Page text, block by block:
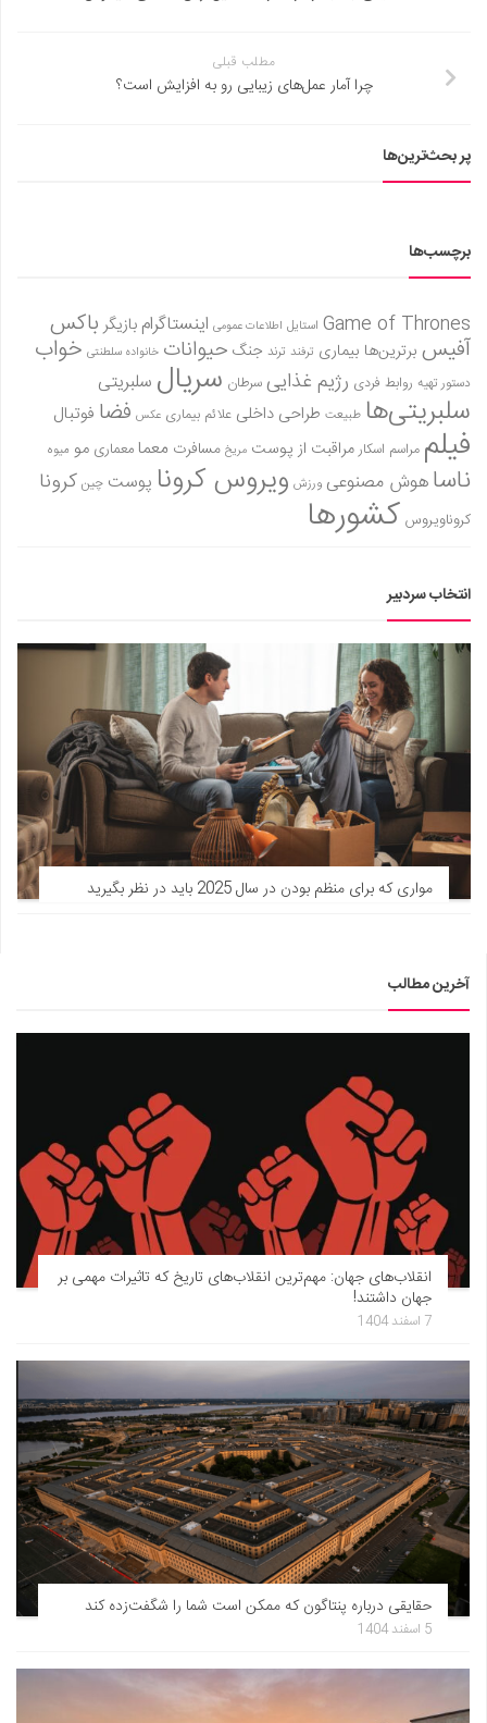
مطلب قبلی
چرا آمار عمل‌‌های زیبایی رو به افزایش است؟
پر بحث‌ترین‌ها
برچسب‌ها
Game of Thrones استایل اطلاعات عمومی اینستاگرام بازیگر باکس
آفیس برترین‌ها بیماری ترفند ترند جنگ حیوانات خانواده سلطنتی خواب
دستور تهیه روابط فردی رژیم غذاییسرطان سریال سلبریتی
سلبریتی‌ها طبیعت طراحی داخلی علائم بیماری عکس فضا فوتبال
فیلم مراسم اسکارمراقبت از پوست مریخ مسافرت معمامعماری مو میوه
ناساهوش مصنوعی ورزش ویروس کرونا پوست چین کرونا
کروناویروس کشورها
انتخاب سردبیر
مواری که برای منظم بودن در سال 2025 باید در نظر بگیرید
آخرین مطالب
انقلاب‌های جهان: مهم‌ترین انقلاب‌های تاریخ که تاثیرات مهمی بر
جهان داشتند!
7 اسفند 1404
حقایقی درباره پنتاگون که ممکن است شما را شگفت‌زده کند
5 اسفند 1404